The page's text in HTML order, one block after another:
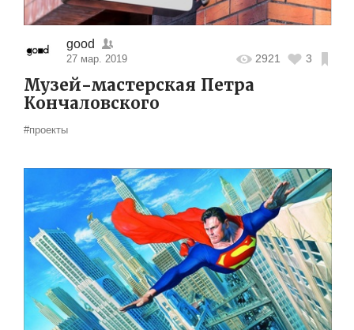
good
27 мар. 2019 2921 3
Музей-мастерская Петра
Кончаловского
#проекты